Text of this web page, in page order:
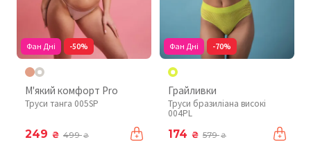
Фан Дні -50%
М'який комфорт Pro
Труси танга 005SP
249 ₴ 499₴
Фан Дні -70%
Грайливки
Труси бразиліана високі
004PL
174 ₴ 579₴